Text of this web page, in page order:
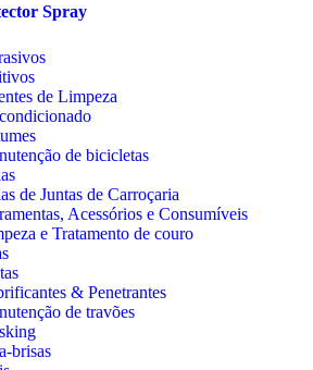
Spray
de Limpeza
de bicicletas
de Juntas de Carroçaria
Acessórios e Consumíveis
e Tratamento de couro
& Penetrantes
de travões
brisas